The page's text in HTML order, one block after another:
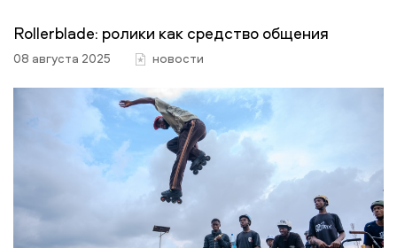
Rollerblade: ролики как средство общения
08 августа 2025 новости